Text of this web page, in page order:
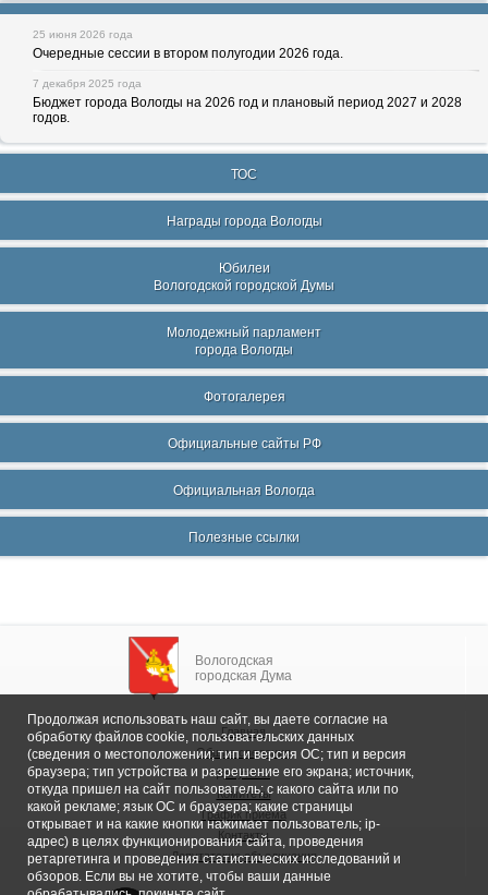
25 июня 2026 года
Очередные сессии в втором полугодии 2026 года.
7 декабря 2025 года
Бюджет города Вологды на 2026 год и плановый период 2027 и 2028
годов.
ТОС
Награды города Вологды
Юбилеи
Вологодской городской Думы
Молодежный парламент
города Вологды
Фотогалерея
Официальные сайты РФ
Официальная Вологда
Полезные ссылки
Вологодская
городская Дума
Главная
Общие сведения
Депутаты
Комитеты
График приема
Контакты
Депутатские объединения
Продолжая использовать наш сайт, вы даете согласие на
обработку файлов cookie, пользовательских данных
(сведения о местоположении; тип и версия ОС; тип и версия
браузера; тип устройства и разрешение его экрана; источник,
откуда пришел на сайт пользователь; с какого сайта или по
какой рекламе; язык ОС и браузера; какие страницы
открывает и на какие кнопки нажимает пользователь; ip-
адрес) в целях функционирования сайта, проведения
ретаргетинга и проведения статистических исследований и
обзоров. Если вы не хотите, чтобы ваши данные